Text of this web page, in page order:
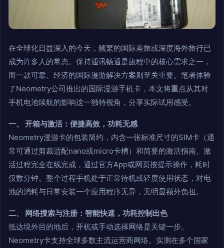
在全球化日益深入的今天，频繁的国际差旅或深度海外旅行已
成为许多人的常态。保持通讯畅通是旅程中的核心需求之一，
而一款可靠、经济的国际漫游解决方案则至关重要。笔者体验
了Neometry公司推出的国际漫游手机卡，本文将重点从其对
手机电池续航的影响这一独特视角，分享实际试用感受。
一、 开箱与激活：便捷高效，功耗无感
Neometry漫游卡的包装简约，内含一张标准尺寸的SIM卡（通
常可通过剪裁适配nano或micro卡槽）和简要的激活指南。激
活过程完全在线完成，通过官方App或网页按提示操作，耗时
仅数分钟。整个过程手机处于正常待机或轻度使用状态，对电
池的消耗与日常安装一个应用程序无异，无明显额外负担。
二、 网络搜索与注册：智能快速，功耗控制出色
抵达境外目的地后，开机或手动选择网络是关键一步。
Neometry卡支持全球多数主流运营商网络。实测在多个国家